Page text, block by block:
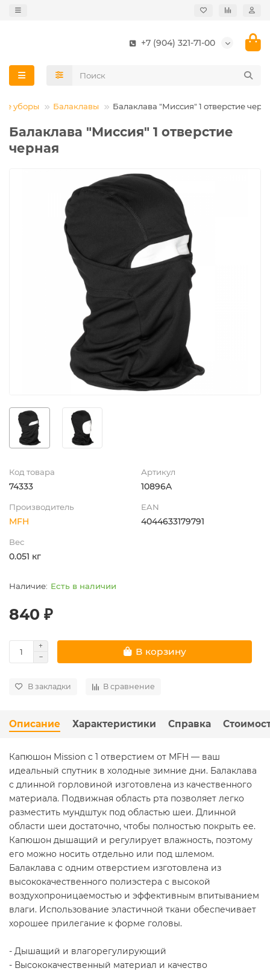
+7 (904) 321-71-00
уборы Балаклавы Балаклава "Миссия" 1 отверстие
Балаклава "Миссия" 1 отверстие
черная
Код товара
74333
Артикул
10896A
Производитель
MFH
EAN
4044633179791
Вес
0.051 кг
Есть в наличии
840 ₽
В корзину
В закладки В сравнение
Описание Характеристики Справка
Капюшон Mission с 1 отверстием от MFH — ваш
идеальный спутник в холодные зимние дни. Балаклава
с длинной горловиной изготовлена ​​из качественного
материала. Подвижная область рта позволяет легко
разместить мундштук под областью шеи. Длинной
области шеи достаточно, чтобы полностью покрыть ее.
Капюшон дышащий и регулирует влажность, поэтому
его можно носить отдельно или под шлемом.
Балаклава с одним отверстием изготовлена ​​из
высококачественного полиэстера с высокой
воздухопроницаемостью и эффективным впитыванием
влаги. Использование эластичной ткани обеспечивает
хорошее прилегание к форме головы.
- Дышащий и влагорегулирующий
- Высококачественный материал и качество